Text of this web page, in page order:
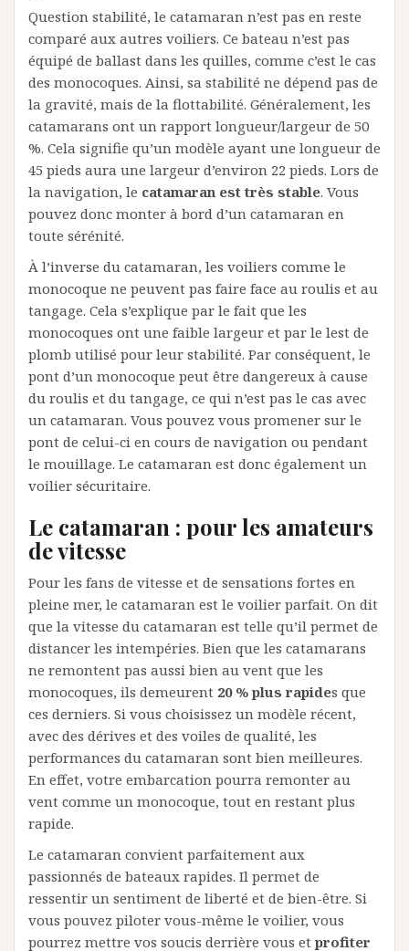
Question stabilité, le catamaran n’est pas en reste
comparé aux autres voiliers. Ce bateau n’est pas
équipé de ballast dans les quilles, comme c’est le cas
des monocoques. Ainsi, sa stabilité ne dépend pas de
la gravité, mais de la flottabilité. Généralement, les
catamarans ont un rapport longueur/largeur de 50
%. Cela signifie qu’un modèle ayant une longueur de
45 pieds aura une largeur d’environ 22 pieds. Lors de
la navigation, le catamaran est très stable. Vous
pouvez donc monter à bord d’un catamaran en
toute sérénité.
À l’inverse du catamaran, les voiliers comme le
monocoque ne peuvent pas faire face au roulis et au
tangage. Cela s’explique par le fait que les
monocoques ont une faible largeur et par le lest de
plomb utilisé pour leur stabilité. Par conséquent, le
pont d’un monocoque peut être dangereux à cause
du roulis et du tangage, ce qui n’est pas le cas avec
un catamaran. Vous pouvez vous promener sur le
pont de celui-ci en cours de navigation ou pendant
le mouillage. Le catamaran est donc également un
voilier sécuritaire.
Le catamaran : pour les amateurs
de vitesse
Pour les fans de vitesse et de sensations fortes en
pleine mer, le catamaran est le voilier parfait. On dit
que la vitesse du catamaran est telle qu’il permet de
distancer les intempéries. Bien que les catamarans
ne remontent pas aussi bien au vent que les
monocoques, ils demeurent 20 % plus rapides que
ces derniers. Si vous choisissez un modèle récent,
avec des dérives et des voiles de qualité, les
performances du catamaran sont bien meilleures.
En effet, votre embarcation pourra remonter au
vent comme un monocoque, tout en restant plus
rapide.
Le catamaran convient parfaitement aux
passionnés de bateaux rapides. Il permet de
ressentir un sentiment de liberté et de bien-être. Si
vous pouvez piloter vous-même le voilier, vous
pourrez mettre vos soucis derrière vous et profiter